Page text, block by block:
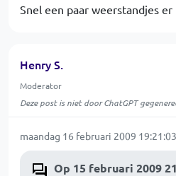
Snel een paar weerstandjes er
Henry S.
Moderator
Deze post is niet door ChatGPT
maandag 16 februari 2009 19:21:03
Op 15 februari 2009